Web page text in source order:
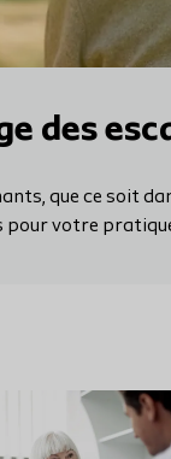
des
que ce soit
votre